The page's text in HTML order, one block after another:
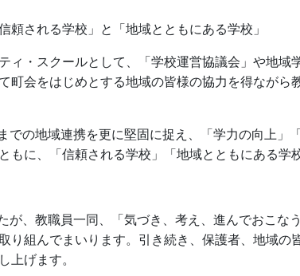
頼される学校」と「地域とともにある学校」
ィ・スクールとして、「学校運営協議会」や地域
町会をはじめとする地域の皆様の協力を得ながら
での地域連携を更に堅固に捉え、「学力の向上」
もに、「信頼される学校」「地域とともにある学
が、教職員一同、「気づき、考え、進んでおこな
り組んでまいります。引き続き、保護者、地域の
上げます。